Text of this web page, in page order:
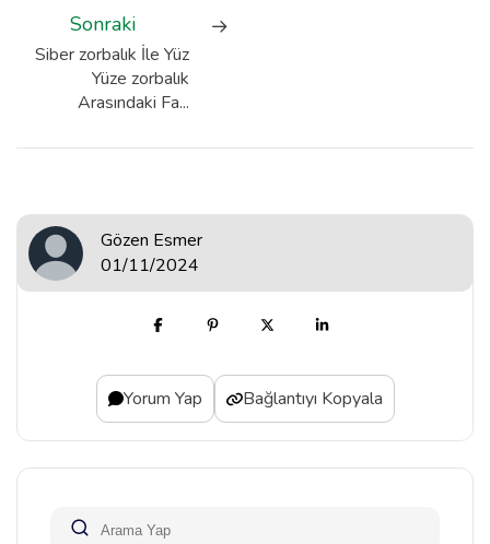
Sonraki
Siber zorbalık İle Yüz
Yüze zorbalık
Arasındaki Fa...
Gözen Esmer
01/11/2024
Yorum Yap Bağlantıyı Kopyala